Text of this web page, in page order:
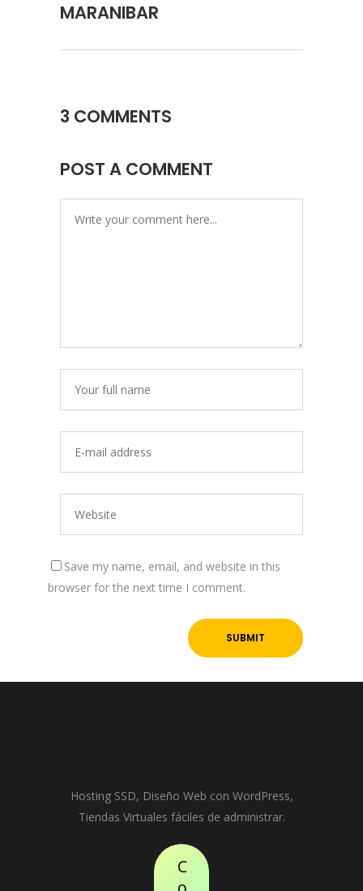
MARANIBAR
3 COMMENTS
POST A COMMENT
Save my name, email, and website in this
browser for the next time I comment.
Hosting SSD, Diseño Web con WordPress,
Tiendas Virtuales fáciles de administrar.
C